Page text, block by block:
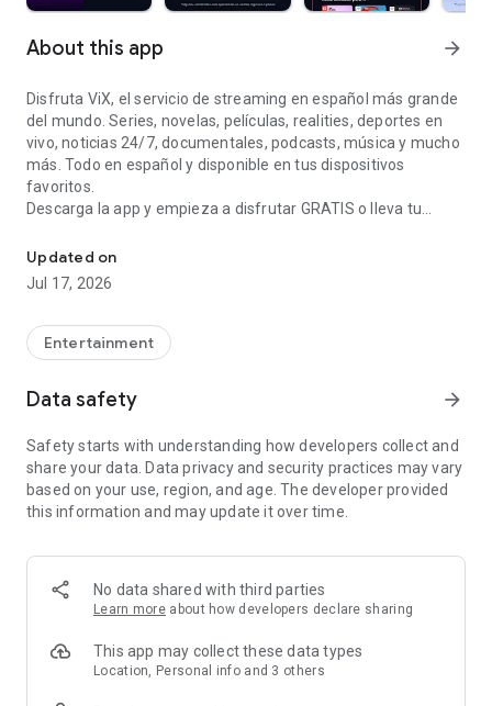
About this app arrow_forward
Disfruta ViX, el servicio de streaming en español más grande
del mundo. Series, novelas, películas, realities, deportes en
vivo, noticias 24/7, documentales, podcasts, música y mucho
más. Todo en español y disponible en tus dispositivos
favoritos.
Descarga la app y empieza a disfrutar GRATIS o lleva tu
ViX GRATIS – Todo lo que te gusta, totalmente GRATIS
Disfruta miles de horas de entretenimiento sin costo, sin
Con ViX Gratis puedes disfrutar:
• Más de 100 canales en vivo y contenido on demand
• Noticias 24/7 de tu país y el mundo
• Podcasts en video y audio
• Música latina, conciertos y entrevistas exclusivas
• Microdramas y microcontenido exclusivo para móvil
• Contenido para toda la familia
Solo descarga la app y empieza a disfrutar inmediatamente.
ViX Premium – Todo lo de ViX Gratis y mucho más, a otro
Lleva tu experiencia al máximo con acceso premium al mejor
entretenimiento en español, deportes en vivo y contenido
Updated on
Jul 17, 2026
Entertainment
Data safety arrow_forward
Safety starts with understanding how developers collect and
share your data. Data privacy and security practices may vary
based on your use, region, and age. The developer provided
this information and may update it over time.
No data shared with third parties
Learn more about how developers declare sharing
This app may collect these data types
Location, Personal info and 3 others